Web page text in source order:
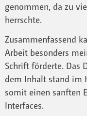
genommen, da zu
herrschte.
Zusammenfassend
Arbeit besonders
Schrift förderte. Das
dem Inhalt stand im
somit einen sanften
Interfaces.